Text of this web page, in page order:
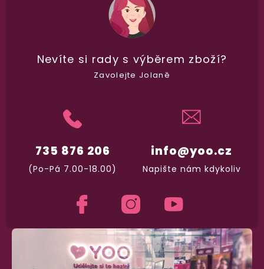
info@yoo.cz
Napište nám kdykoliv
735 876 206
(Po-Pá 7.00-18.00)
Nevíte si rady s výběrem zboží?
Zavolejte Jolaně